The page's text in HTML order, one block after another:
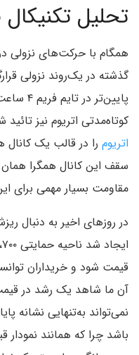
تحلیل
همگام با حرکت‌های نزولی
گذشته در یک‌روند نزولی
کوتاه‌مدتی اتریوم نیز
اتریوم را در قالب یک
سقف این کانال همگرا
مقاومت بسیار مهمی برای
در روزهای اخیر به دنبال
قیمت شود و خریداران
آن ما شاهد یک رشد در
نمی‌تواند به‌تنهایی نشانه
باشد چرا که همانند